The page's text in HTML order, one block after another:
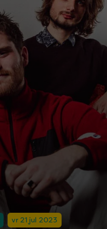
vr 21 jul 2023